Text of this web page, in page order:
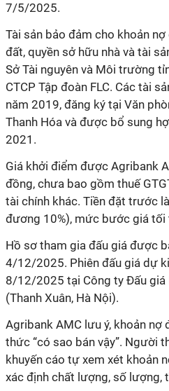
7/5/2025.
Tài sản bảo đảm cho khoản
đất, quyền sở hữu nhà và tài
Sở Tài nguyên và Môi trường
CTCP Tập đoàn FLC. Các tài
năm 2019, đăng ký tại Văn
Thanh Hóa và được bổ sung
2021.
Giá khởi điểm được Agribank
đồng, chưa bao gồm thuế
tài chính khác. Tiền đặt trước
đương 10%), mức bước giá tối
Hồ sơ tham gia đấu giá được
4/12/2025. Phiên đấu giá dự
8/12/2025 tại Công ty Đấu giá
(Thanh Xuân, Hà Nội).
Agribank AMC lưu ý, khoản
thức “có sao bán vậy”. Người
khuyến cáo tự xem xét khoản
xác định chất lượng, số lượng,